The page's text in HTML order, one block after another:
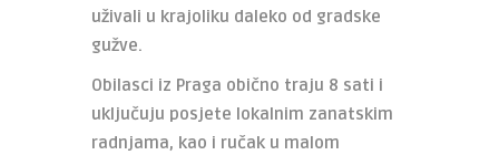
uživali u krajoliku daleko od gradske
gužve.
Obilasci iz Praga obično traju 8 sati i
uključuju posjete lokalnim zanatskim
radnjama, kao i ručak u malom